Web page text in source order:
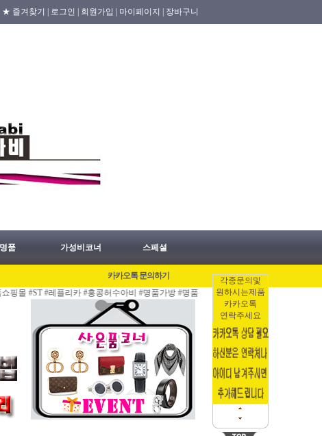
각종문의및
원하시는제품
카카오톡
연락주세요
★ 즐겨찾기 | 로그인 | 회원가입 | 마이페이지 | 장바구니
명품 가성비코너 스페셜
카카오톡 문의하기
#레플리카 #홍콩허수아비 #명품가방 #명품지갑 #명품의류 #명품시계 #명품신발 업